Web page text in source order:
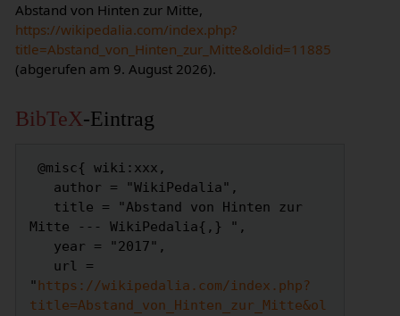
Abstand von Hinten zur Mitte,
https://wikipedalia.com/index.php?
title=Abstand_von_Hinten_zur_Mitte&oldid=11885
(abgerufen am 9. August 2026).
BibTeX-Eintrag
@misc{ wiki:xxx,
Mitte --- WikiPedalia{,} ",
"https://wikipedalia.com/index.php?
title=Abstand_von_Hinten_zur_Mitte&ol